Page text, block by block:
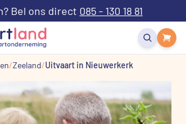
Bel ons direct 085 - 130 18 81
Zeeland Uitvaart in Nieuwerkerk